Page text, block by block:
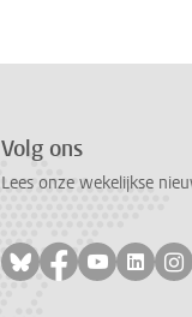
Volg ons
Lees onze wekelijkse
Volg ons op
Volg ons op
Volg ons
Volg